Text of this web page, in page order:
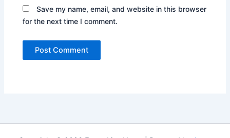
Save my name, email, and website in this browser
for the next time I comment.